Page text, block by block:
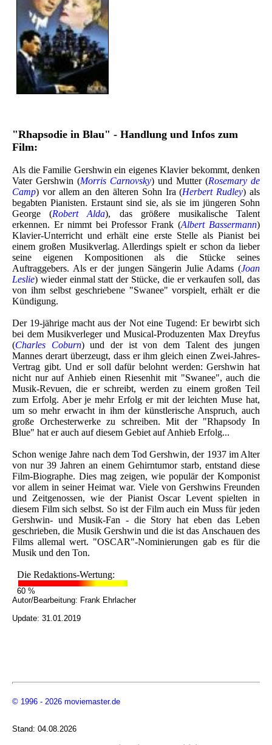
"Rhapsodie in Blau" - Handlung und Infos zum
Film:
Als die Familie Gershwin ein eigenes Klavier bekommt, denken
Vater Gershwin (Morris Carnovsky) und Mutter (Rosemary de
Camp) vor allem an den älteren Sohn Ira (Herbert Rudley) als
begabten Pianisten. Erstaunt sind sie, als sie im jüngeren Sohn
George (Robert Alda), das größere musikalische Talent
erkennen. Er nimmt bei Professor Frank (Albert Bassermann)
Klavier-Unterricht und erhält eine erste Stelle als Pianist bei
einem großen Musikverlag. Allerdings spielt er schon da lieber
seine eigenen Kompositionen als die Stücke seines
Auftraggebers. Als er der jungen Sängerin Julie Adams (Joan
Leslie) wieder einmal statt der Stücke, die er verkaufen soll, das
von ihm selbst geschriebene "Swanee" vorspielt, erhält er die
Kündigung.
Der 19-jährige macht aus der Not eine Tugend: Er bewirbt sich
bei dem Musikverleger und Musical-Produzenten Max Dreyfus
(Charles Coburn) und der ist von dem Talent des jungen
Mannes derart überzeugt, dass er ihm gleich einen Zwei-Jahres-
Vertrag gibt. Und er soll dafür belohnt werden: Gershwin hat
nicht nur auf Anhieb einen Riesenhit mit "Swanee", auch die
Musik-Revuen, die er schreibt, werden zu einem großen Teil
zum Erfolg. Aber je mehr Erfolg er mit der leichten Muse hat,
um so mehr erwacht in ihm der künstlerische Anspruch, auch
große Orchesterwerke zu schreiben. Mit der "Rhapsody In
Blue" hat er auch auf diesem Gebiet auf Anhieb Erfolg...
Schon wenige Jahre nach dem Tod Gershwin, der 1937 im Alter
von nur 39 Jahren an einem Gehirntumor starb, entstand diese
Film-Biographe. Dies mag zeigen, wie populär der Komponist
vor allem in seiner Heimat war. Viele von Gershwins Freunden
und Zeitgenossen, wie der Pianist Oscar Levent spielten in
diesem Film sich selbst. So ist der Film auch ein Muss für jeden
Gershwin- und Musik-Fan - die Story hat eben das Leben
geschrieben, die Musik Gershwin und die ist das Anschauen des
Films allemal wert. "OSCAR"-Nominierungen gab es für die
Musik und den Ton.
Die Redaktions-Wertung:
60 %
Autor/Bearbeitung: Frank Ehrlacher
Update: 31.01.2019
© 1996 - 2026 moviemaster.de
Stand: 04.08.2026